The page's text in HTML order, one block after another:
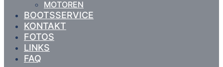
MOTOREN
BOOTSSERVICE
KONTAKT
FOTOS
LINKS
FAQ